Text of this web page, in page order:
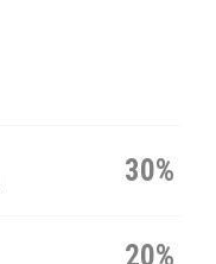
30%
20%